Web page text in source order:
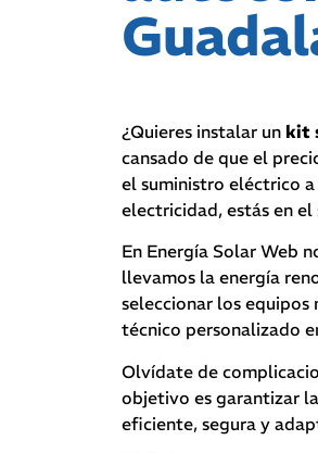
¿Quieres instalar un kit
cansado de que el
el suministro eléctrico
electricidad, estás en
En Energía Solar Web
llevamos la energía
seleccionar los equipos
técnico personalizado
Olvídate de
objetivo es garantizar
eficiente, segura y